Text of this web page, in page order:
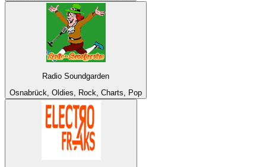
Radio Soundgarden
Osnabrück, Oldies, Rock, Charts, Pop